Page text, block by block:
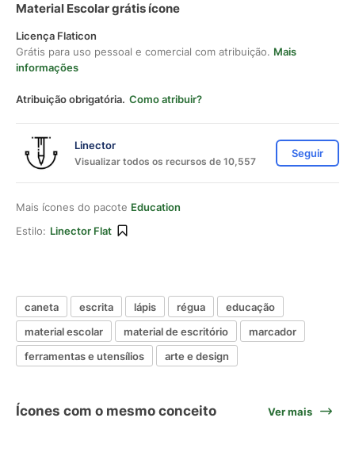
Material Escolar grátis ícone
Licença Flaticon
Grátis para uso pessoal e comercial com atribuição. Mais
informações
Atribuição obrigatória. Como atribuir?
Linector
Visualizar todos os recursos de 10,557
Seguir
Mais ícones do pacote Education
Estilo: Linector Flat
caneta escrita lápis régua
educação
material escolar
material de escritório
marcador
ferramentas e utensílios
arte e design
Ícones com o mesmo conceito Ver mais